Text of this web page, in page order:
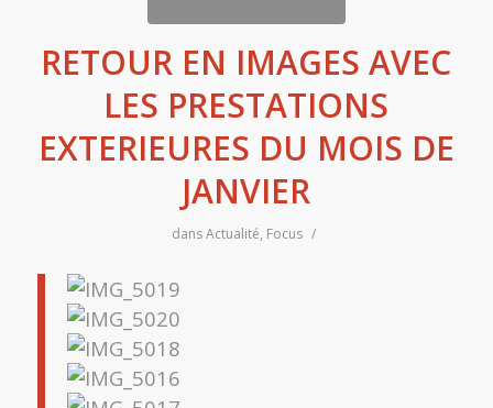
RETOUR EN IMAGES AVEC
LES PRESTATIONS
EXTERIEURES DU MOIS DE
JANVIER
dansActualité, Focus /